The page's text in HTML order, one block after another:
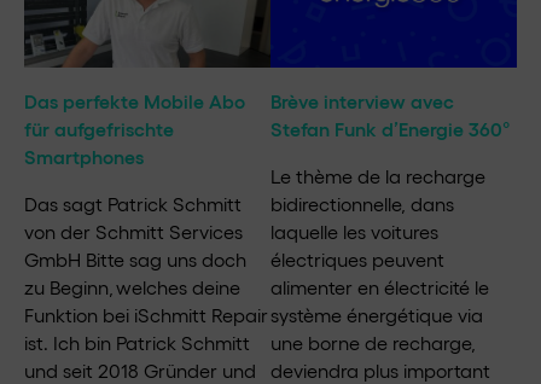
Das perfekte Mobile Abo
für aufgefrischte
Smartphones
Das sagt Patrick Schmitt
von der Schmitt Services
GmbH Bitte sag uns doch
zu Beginn, welches deine
Funktion bei iSchmitt Repair
ist. Ich bin Patrick Schmitt
und seit 2018 Gründer und
Brève interview avec
Stefan Funk d’Energie 360°
Le thème de la recharge
bidirectionnelle, dans
laquelle les voitures
électriques peuvent
alimenter en électricité le
système énergétique via
une borne de recharge,
deviendra plus important